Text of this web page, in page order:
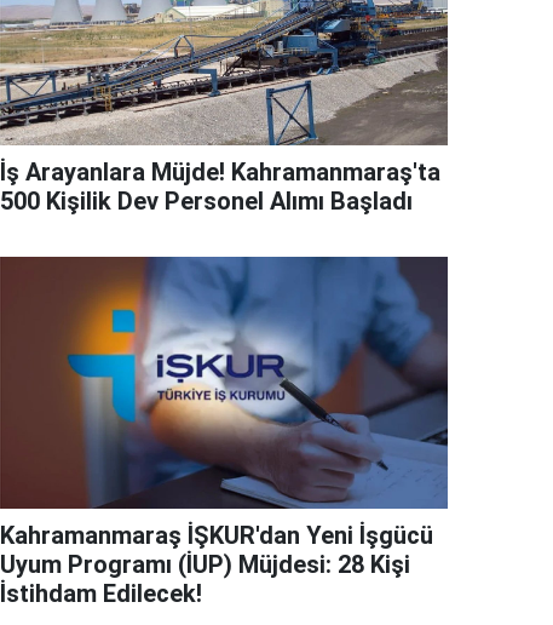
İş Arayanlara Müjde! Kahramanmaraş'ta
500 Kişilik Dev Personel Alımı Başladı
Kahramanmaraş İŞKUR'dan Yeni İşgücü
Uyum Programı (İUP) Müjdesi: 28 Kişi
İstihdam Edilecek!